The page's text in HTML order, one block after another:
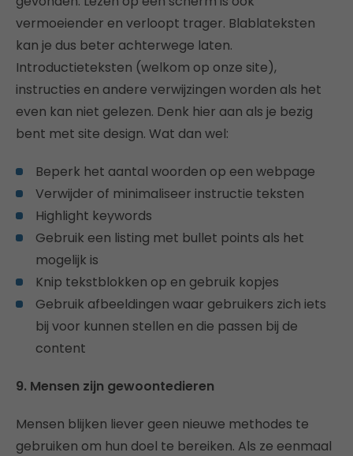
vermoeiender en verloopt trager. Blablateksten
kan je dus beter achterwege laten.
Introductieteksten (welkom op onze site),
instructies en andere verwijzingen worden als het
even kan niet gelezen. Denk hier aan als je bezig
bent met site design. Wat dan wel:
Beperk het aantal woorden op een webpage
Verwijder of minimaliseer instructie teksten
Highlight keywords
Gebruik een listing met bullet points als het
mogelijk is
Knip tekstblokken op en gebruik kopjes
Gebruik afbeeldingen waar gebruikers zich iets
bij voor kunnen stellen en die passen bij de
content
9. Mensen zijn gewoontedieren
Mensen blijken liever geen nieuwe methodes te
gebruiken om hun doel te bereiken. Als ze eenmaal